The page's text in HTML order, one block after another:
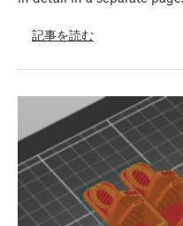
記事を読む